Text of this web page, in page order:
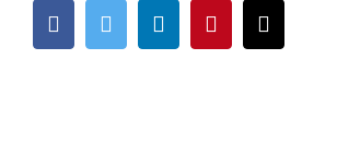
FacebookTwitter LinkedInPinterest
Mail